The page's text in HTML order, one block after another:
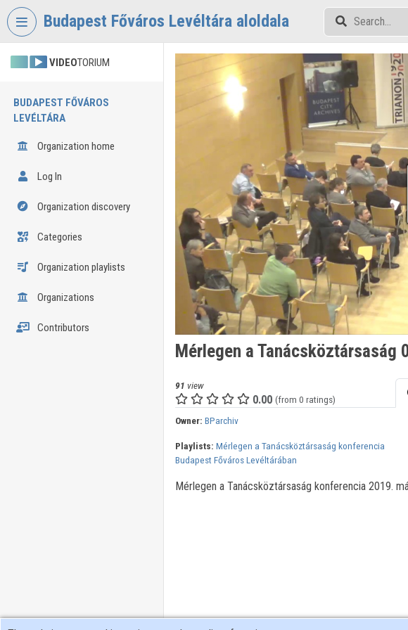
Skip header
Budapest Főváros Levéltára aloldala
VIDEOTORIUM
BUDAPEST FŐVÁROS
LEVÉLTÁRA
Organization home
Log In
Organization discovery
Categories
Organization playlists
Organizations
Contributors
Mérlegen a
91 view
0.00 (from 0 ratings)
Owner: BParchiv
Playlists: Mérlegen a Tanácsköztársaság konferencia
Budapest Főváros Levéltárában
Mérlegen a Tanácsköztársaság konferencia 2019.